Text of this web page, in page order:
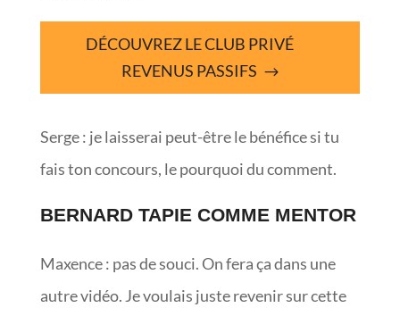
DÉCOUVREZ LE CLUB PRIVÉ
REVENUS PASSIFS
Serge : je laisserai peut-être le bénéfice si tu
fais ton concours, le pourquoi du comment.
BERNARD TAPIE COMME MENTOR
Maxence : pas de souci. On fera ça dans une
autre vidéo. Je voulais juste revenir sur cette